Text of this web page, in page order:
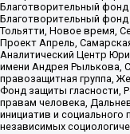
Благотворительный
Благотворительный
Тольятти, Новое время,
Проект Апрель,
Аналитический Центр
имени Андрея Рылькова,
правозащитная группа,
Фонд защиты гласности,
правам человека,
инициатив и
независимых